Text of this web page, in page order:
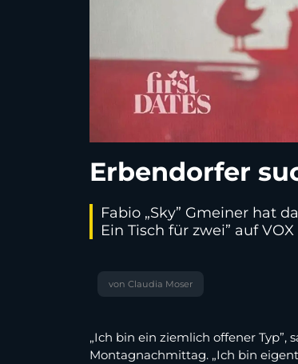
Erbendorfer
Fabio „Sky” Gmeiner hat
Ein Tisch für zwei” auf
von Claudia Moser
„Ich bin ein ziemlich offener Typ”,
Montagnachmittag. „Ich bin